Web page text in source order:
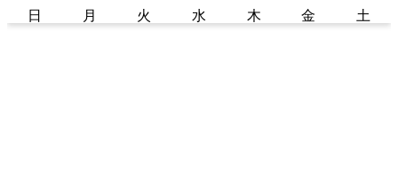
日 月 火 水 木 金 土